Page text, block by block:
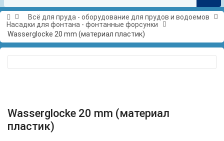
Всё для пруда - оборудование для прудов и водоемов
Насадки для фонтана - фонтанные форсунки
Wasserglocke 20 mm (материал пластик)
Wasserglocke 20 mm (материал
пластик)